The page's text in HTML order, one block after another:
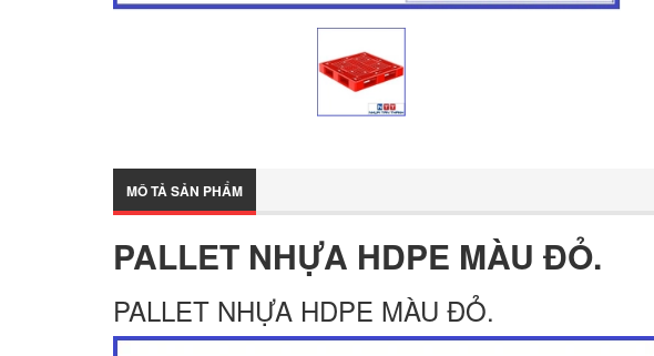
MÔ TẢ SẢN PHẨM
PALLET NHỰA HDPE MÀU ĐỎ.
PALLET NHỰA HDPE MÀU ĐỎ.